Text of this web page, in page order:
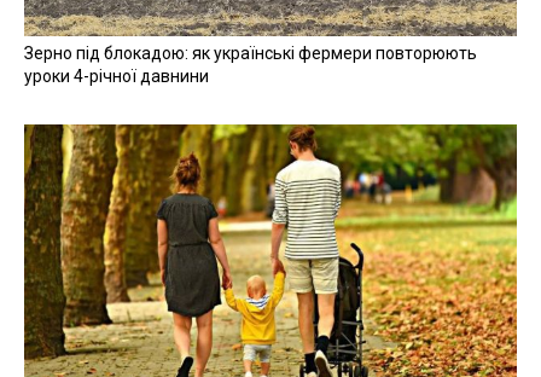
Зерно під блокадою: як українські фермери повторюють
уроки 4-річної давнини